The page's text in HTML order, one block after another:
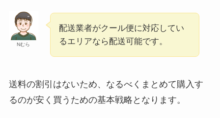
Nむら
配送業者がクール便に対応してい
るエリアなら配送可能です。
送料の割引はないため、なるべくまとめて購入す
るのが安く買うための基本戦略となります。